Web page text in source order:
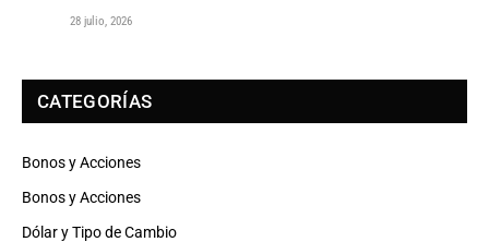
28 julio, 2026
CATEGORÍAS
Bonos y Acciones
Bonos y Acciones
Dólar y Tipo de Cambio